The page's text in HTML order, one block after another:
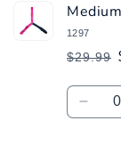
3/4
1297
Precio
habitual
$29.99
Precio
de
oferta
Cantidad